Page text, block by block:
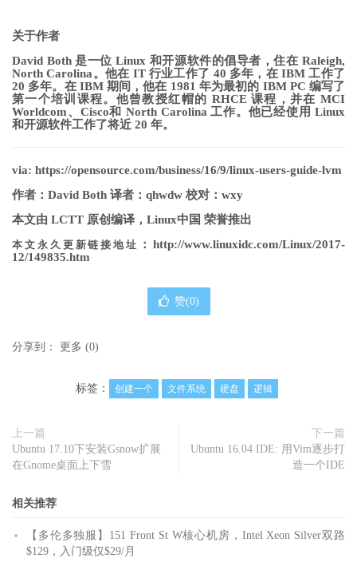
关于作者
David Both 是一位 Linux 和开源软件的倡导者，住在 Raleigh,
North Carolina。他在 IT 行业工作了 40 多年，在 IBM 工作了
20 多年。在 IBM 期间，他在 1981 年为最初的 IBM PC 编写了
第一个培训课程。他曾教授红帽的 RHCE 课程，并在 MCI
Worldcom、Cisco和 North Carolina 工作。他已经使用 Linux
和开源软件工作了将近 20 年。
via: https://opensource.com/business/16/9/linux-users-guide-lvm
作者：David Both 译者：qhwdw 校对：wxy
本文由 LCTT 原创编译，Linux中国 荣誉推出
本文永久更新链接地址 ：http://www.linuxidc.com/Linux/2017-
12/149835.htm
赞(0)
分享到： 更多 (0)
标签： 创建一个 文件系统 硬盘 逻辑
上一篇
Ubuntu 17.10下安装Gsnow扩展
在Gnome桌面上下雪
下一篇
Ubuntu 16.04 IDE: 用Vim逐步打
造一个IDE
相关推荐
【多伦多独服】151 Front St W核心机房，Intel Xeon Silver双路
$129，入门级仅$29/月